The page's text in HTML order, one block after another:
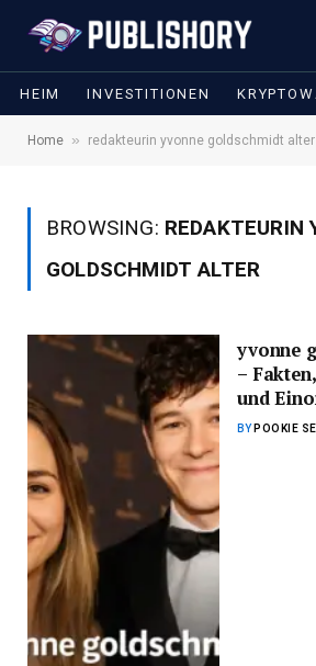
HEIM INVESTITIONEN
Home » redakteurin yvonne goldschmidt alter
BROWSING: REDAKTEURIN
GOLDSCHMIDT ALTER
yvonne
–
und
BY POOKIE